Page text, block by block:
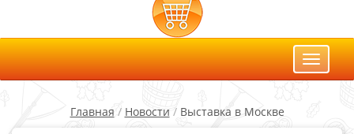
Toggle
Главная / Новости / Выставка в Москве